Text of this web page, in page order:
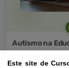
Autismo na
Curso Livre
Este site de